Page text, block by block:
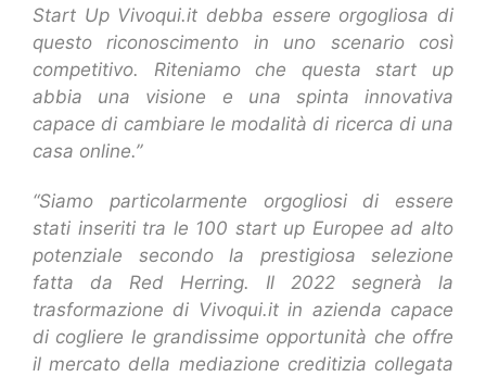
Start Up Vivoqui.it debba essere orgogliosa di
questo riconoscimento in uno scenario così
competitivo. Riteniamo che questa start up
abbia una visione e una spinta innovativa
capace di cambiare le modalità di ricerca di una
casa online.”
“Siamo particolarmente orgogliosi di essere
stati inseriti tra le 100 start up Europee ad alto
potenziale secondo la prestigiosa selezione
fatta da Red Herring. Il 2022 segnerà la
trasformazione di Vivoqui.it in azienda capace
di cogliere le grandissime opportunità che offre
il mercato della mediazione creditizia collegata